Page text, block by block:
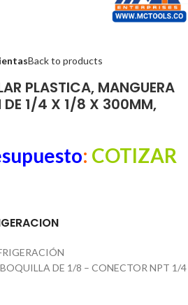
Back to products
PLASTICA, MANGUERA
DE 1/4 X 1/8 X 300MM,
: COTIZAR
DE 1/8 – CONECTOR NPT 1/4